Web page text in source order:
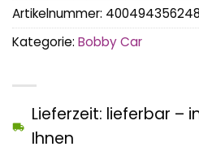
Lieferzeit: lieferbar –
Ihnen
Artikelnummer:
Kategorie: Bobby Car